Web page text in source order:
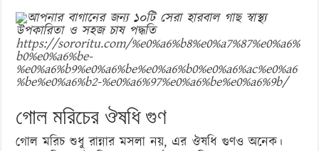
https://sororitu.com/%e0%a6%b8%e0%a7%87%e0%a6%
b0%e0%a6%be-
%e0%a6%b9%e0%a6%be%e0%a6%b0%e0%a6%ac%e0%a6
%be%e0%a6%b2-%e0%a6%97%e0%a6%be%e0%a6%9b/
গোল মরিচের ঔষধি গুণ
গোল মরিচ শুধু রান্নার মসলা নয়, এর ঔষধি গুণও অনেক।